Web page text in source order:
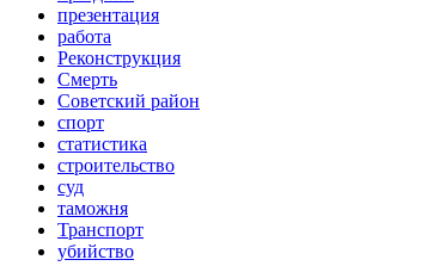
презентация
работа
Реконструкция
Смерть
Советский район
спорт
статистика
строительство
суд
таможня
Транспорт
убийство